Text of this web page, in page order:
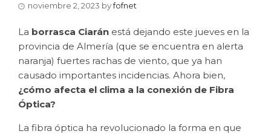
noviembre 2, 2023 byfofnet
La borrasca Ciarán está dejando este jueves en la
provincia de Almería (que se encuentra en alerta
naranja) fuertes rachas de viento, que ya han
causado importantes incidencias. Ahora bien,
¿cómo afecta el clima a la conexión de Fibra
Óptica?
La fibra óptica ha revolucionado la forma en que